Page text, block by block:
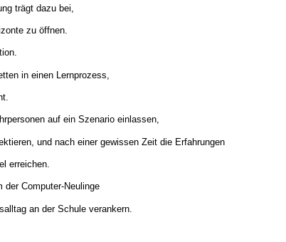
trägt dazu bei,
zu öffnen.
in einen Lernprozess,
auf ein Szenario einlassen,
und nach einer gewissen Zeit die Erfahrungen
erreichen.
der Computer-Neulinge
an der Schule verankern.